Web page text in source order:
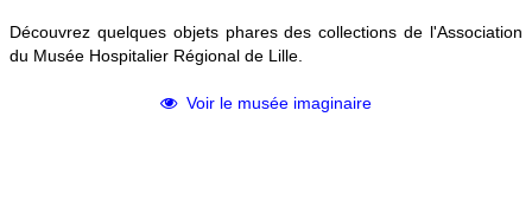
Découvrez quelques objets phares des collections de l'Association
du Musée Hospitalier Régional de Lille.
Voir le musée imaginaire